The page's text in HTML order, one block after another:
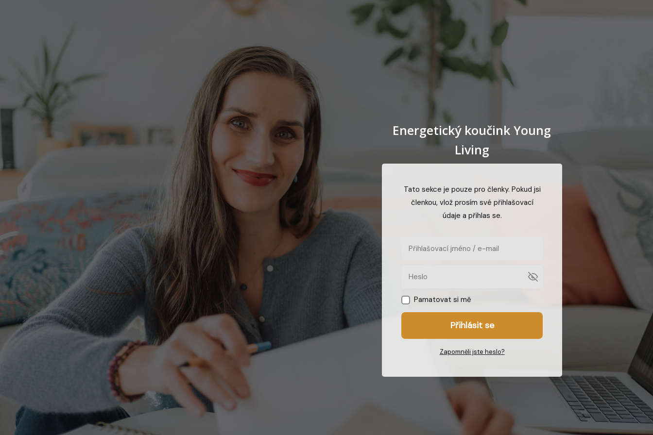
Energetický koučink Young
Living
Tato sekce je pouze pro členky. Pokud jsi
členkou, vlož prosím své přihlašovací
údaje a přihlas se.
Pamatovat si mě
Přihlásit se
Zapomněli jste heslo?